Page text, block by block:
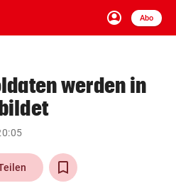
account_circle
Anmelden
Abo
close Schließen
arrow_right
werden in